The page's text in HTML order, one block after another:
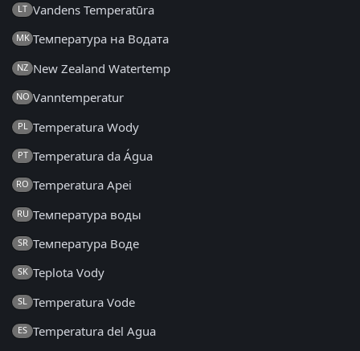
LT Vandens Temperatūra
MK Температура на Водата
NZ New Zealand Watertemp
NO Vanntemperatur
PL Temperatura Wody
PT Temperatura da Água
RO Temperatura Apei
RU Температура воды
SR Температура Воде
SK Teplota Vody
SL Temperatura Vode
ES Temperatura del Agua